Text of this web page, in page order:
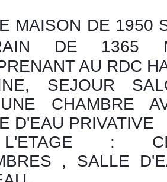
MAISON DE 1950
DE 1365
AU RDC
SEJOUR
CHAMBRE
D'EAU PRIVATIVE
:
, SALLE